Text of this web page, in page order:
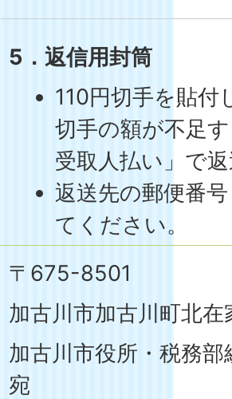
5．返信用封筒
110円切手を貼付
切手の額が不足
受取人払い」で
返送先の郵便番
てください。
〒675-8501
加古川市加古川町北
加古川市役所・税務
宛